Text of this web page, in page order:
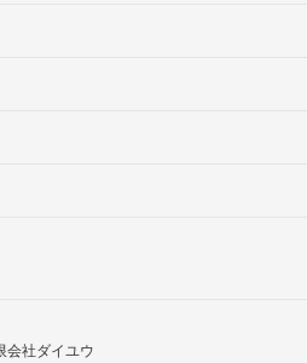
会社ダイユウ